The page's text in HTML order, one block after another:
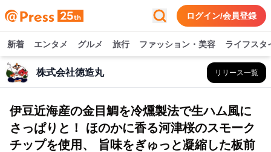
ログイン/会員登録
新着 エンタメ グルメ 旅行 ファッション・美容 ライフスタ
株式会社徳造丸 リリース一覧
伊豆近海産の金目鯛を冷燻製法で生ハム風に
さっぱりと！ ほのかに香る河津桜のスモーク
チップを使用、 旨味をぎゅっと凝縮した板前